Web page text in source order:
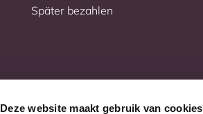
Deze website maakt gebruik van cookies
Später bezahlen